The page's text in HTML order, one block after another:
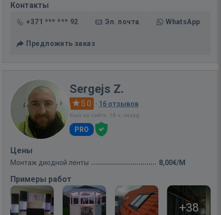
Контакты
+371 *** *** 92 Эл. почта WhatsApp
Предложить заказ
Sergejs Z.
5.0 · 16 отзывов
Был на сайте: 18 ч. назад
PRO
Цены
Монтаж диодной ленты 8,00€/M
Примеры работ
+38